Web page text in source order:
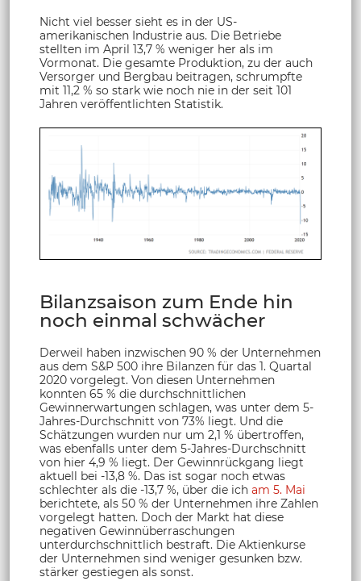
Nicht viel besser sieht es in der US-
amerikanischen Industrie aus. Die Betriebe
stellten im April 13,7 % weniger her als im
Vormonat. Die gesamte Produktion, zu der auch
Versorger und Bergbau beitragen, schrumpfte
mit 11,2 % so stark wie noch nie in der seit 101
Jahren veröffentlichten Statistik.
Bilanzsaison zum Ende hin
noch einmal schwächer
Derweil haben inzwischen 90 % der Unternehmen
aus dem S&P 500 ihre Bilanzen für das 1. Quartal
2020 vorgelegt. Von diesen Unternehmen
konnten 65 % die durchschnittlichen
Gewinnerwartungen schlagen, was unter dem 5-
Jahres-Durchschnitt von 73% liegt. Und die
Schätzungen wurden nur um 2,1 % übertroffen,
was ebenfalls unter dem 5-Jahres-Durchschnitt
von hier 4,9 % liegt. Der Gewinnrückgang liegt
aktuell bei -13,8 %. Das ist sogar noch etwas
schlechter als die -13,7 %, über die ich am 5. Mai
berichtete, als 50 % der Unternehmen ihre Zahlen
vorgelegt hatten. Doch der Markt hat diese
negativen Gewinnüberraschungen
unterdurchschnittlich bestraft. Die Aktienkurse
der Unternehmen sind weniger gesunken bzw.
stärker gestiegen als sonst.